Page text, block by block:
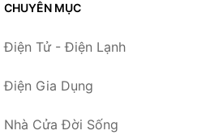
CHUYÊN MỤC
Điện Tử - Điện Lạnh
Điện Gia Dụng
Nhà Cửa Đời Sống